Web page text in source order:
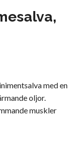
med en
oljor.
muskler